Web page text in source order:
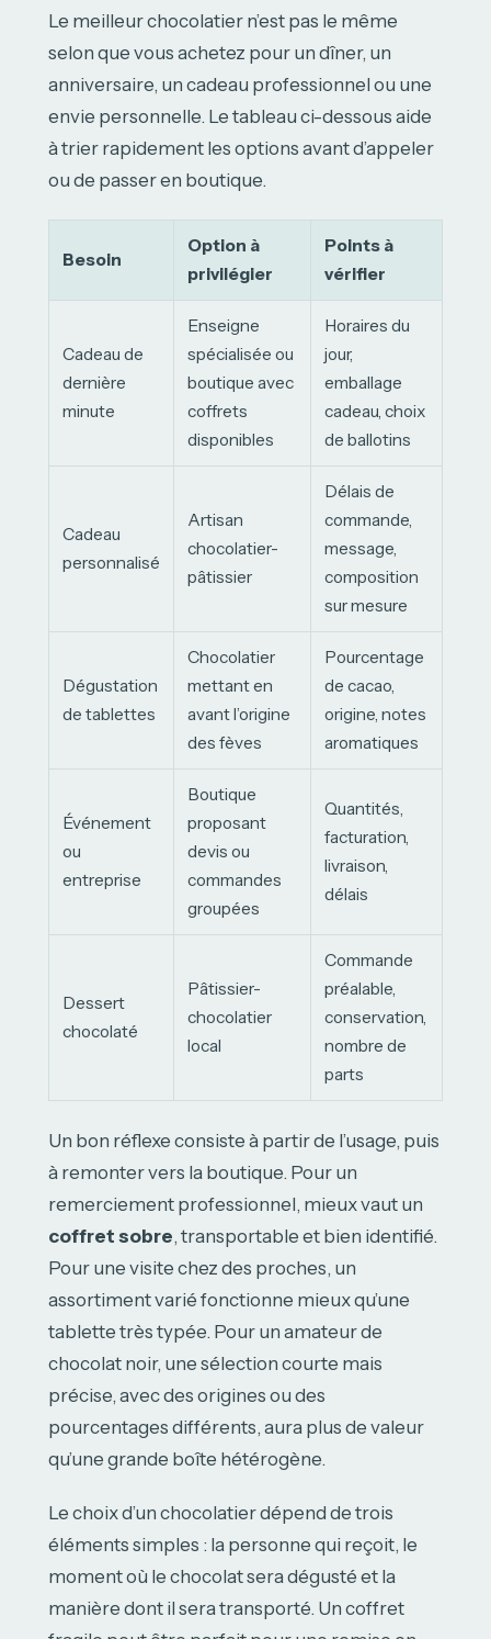
Le meilleur chocolatier n’est pas le même
selon que vous achetez pour un dîner, un
anniversaire, un cadeau professionnel ou une
envie personnelle. Le tableau ci-dessous aide
à trier rapidement les options avant d’appeler
ou de passer en boutique.
Besoin
Option à
privilégier
Points à
vérifier
Cadeau de
dernière
minute
Enseigne
spécialisée ou
boutique avec
coffrets
disponibles
Horaires du
jour,
emballage
cadeau, choix
de ballotins
Cadeau
personnalisé
Artisan
chocolatier-
pâtissier
Délais de
commande,
message,
composition
sur mesure
Dégustation
de tablettes
Chocolatier
mettant en
avant l’origine
des fèves
Pourcentage
de cacao,
origine, notes
aromatiques
Événement
ou
entreprise
Boutique
proposant
devis ou
commandes
groupées
Quantités,
facturation,
livraison,
délais
Dessert
chocolaté
Pâtissier-
chocolatier
local
Commande
préalable,
conservation,
nombre de
parts
Un bon réflexe consiste à partir de l’usage, puis
à remonter vers la boutique. Pour un
remerciement professionnel, mieux vaut un
coffret sobre, transportable et bien identifié.
Pour une visite chez des proches, un
assortiment varié fonctionne mieux qu’une
tablette très typée. Pour un amateur de
chocolat noir, une sélection courte mais
précise, avec des origines ou des
pourcentages différents, aura plus de valeur
qu’une grande boîte hétérogène.
Le choix d’un chocolatier dépend de trois
éléments simples : la personne qui reçoit, le
moment où le chocolat sera dégusté et la
manière dont il sera transporté. Un coffret